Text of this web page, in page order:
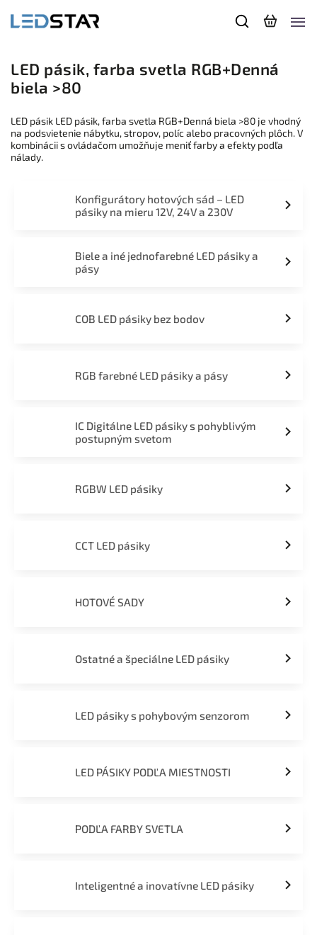
LED pásik, farba svetla RGB+Denná
biela >80
LED pásik LED pásik, farba svetla RGB+Denná biela >80 je vhodný
na podsvietenie nábytku, stropov, políc alebo pracovných plôch. V
kombinácii s ovládačom umožňuje meniť farby a efekty podľa
nálady.
Konfigurátory hotových sád – LED
pásiky na mieru 12V, 24V a 230V
Biele a iné jednofarebné LED pásiky a
pásy
COB LED pásiky bez bodov
RGB farebné LED pásiky a pásy
IC Digitálne LED pásiky s pohyblivým
postupným svetom
RGBW LED pásiky
CCT LED pásiky
HOTOVÉ SADY
Ostatné a špeciálne LED pásiky
LED pásiky s pohybovým senzorom
LED PÁSIKY PODĽA MIESTNOSTI
PODĽA FARBY SVETLA
Inteligentné a inovatívne LED pásiky